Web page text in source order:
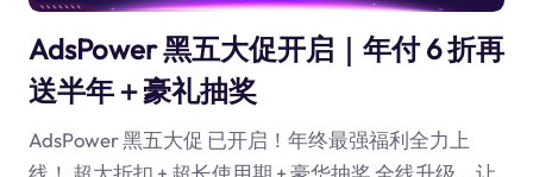
AdsPower 黑五大促开启｜年付 6 折再
送半年＋豪礼抽奖
AdsPower 黑五大促 已开启！年终最强福利全力上